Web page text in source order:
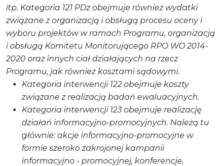
itp. Kategoria 121 PDz obejmuje również wydatki
związane z organizacją i obsługą procesu oceny i
wyboru projektów w ramach Programu, organizacją
i obsługą Komitetu Monitorującego RPO WO 2014-
2020 oraz innych ciał działających na rzecz
Programu, jak również kosztami sądowymi.
Kategoria interwencji 122 obejmuje koszty
związane z realizacją badań ewaluacyjnych.
Kategoria interwencji 123 obejmuje realizację
działań informacyjno-promocyjnych. Należą tu
głównie: akcje informacyjno-promocyjne w
formie szeroko zakrojonej kampanii
informacyjno - promocyjnej, konferencje,